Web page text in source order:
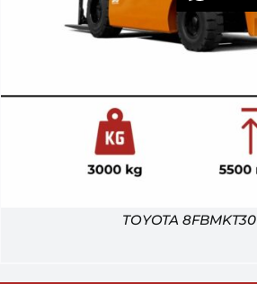
TOYOTA 8FBMKT30